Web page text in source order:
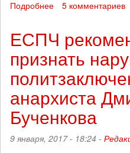
Подробнее
Агоры
«Россия
под
наблюдением
–
2017...»
5 комментариев
ЕСПЧ
признать
анархиста
Бученкова
9 января, 2017 - 18:24 -